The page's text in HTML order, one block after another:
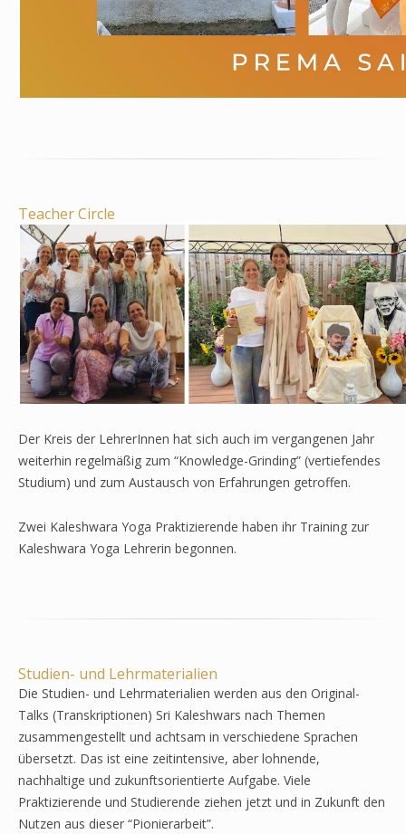
Teacher Circle
Der Kreis der LehrerInnen hat sich auch im vergangenen Jahr
weiterhin regelmäßig zum “Knowledge-Grinding” (vertiefendes
Studium) und zum Austausch von Erfahrungen getroffen.
Zwei Kaleshwara Yoga Praktizierende haben ihr Training zur
Kaleshwara Yoga Lehrerin begonnen.
Studien- und Lehrmaterialien
Die Studien- und Lehrmaterialien werden aus den Original-
Talks (Transkriptionen) Sri Kaleshwars nach Themen
zusammengestellt und achtsam in verschiedene Sprachen
übersetzt. Das ist eine zeitintensive, aber lohnende,
nachhaltige und zukunftsorientierte Aufgabe. Viele
Praktizierende und Studierende ziehen jetzt und in Zukunft den
Nutzen aus dieser “Pionierarbeit”.